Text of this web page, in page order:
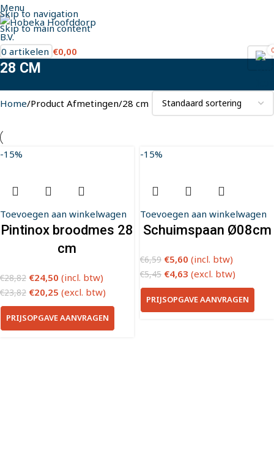
Skip to navigation
Skip to main content
Menu
0
0 artikelen €0,00
28 CM
Home Product Afmetingen 28 cm
-15%
Toevoegen aan winkelwagen
Pintinox broodmes 28
cm
€28,82 €24,50 (incl. btw)
€23,82 €20,25 (excl. btw)
PRIJSOPGAVE AANVRAGEN
-15%
Toevoegen aan winkelwagen
Schuimspaan Ø08cm
€6,59 €5,60 (incl. btw)
€5,45 €4,63 (excl. btw)
PRIJSOPGAVE AANVRAGEN